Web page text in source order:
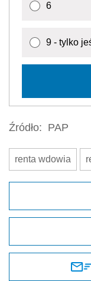
6
9 - tylko
Źródło: PAP
renta wdowia